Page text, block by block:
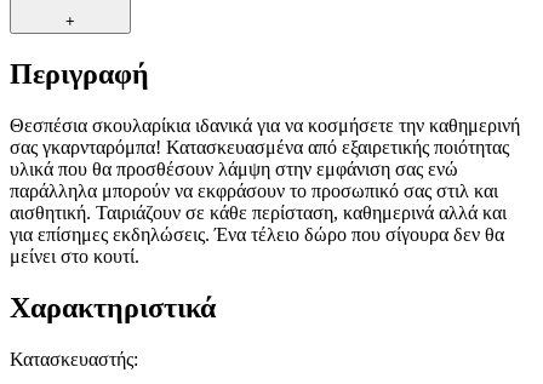
+
Περιγραφή
Θεσπέσια σκουλαρίκια ιδανικά για να κοσμήσετε την καθημερινή
σας γκαρνταρόμπα! Κατασκευασμένα από εξαιρετικής ποιότητας
υλικά που θα προσθέσουν λάμψη στην εμφάνιση σας ενώ
παράλληλα μπορούν να εκφράσουν το προσωπικό σας στιλ και
αισθητική. Ταιριάζουν σε κάθε περίσταση, καθημερινά αλλά και
για επίσημες εκδηλώσεις. Ένα τέλειο δώρο που σίγουρα δεν θα
μείνει στο κουτί.
Χαρακτηριστικά
Κατασκευαστής: